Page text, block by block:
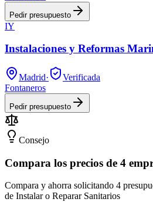
Pedir presupuesto
IY
Instalaciones y Reformas
Madrid·
Verificada
Fontaneros
Pedir presupuesto
Consejo
Compara los precios de 4
Compara y ahorra solicitando 4
de Instalar o Reparar Sanitarios